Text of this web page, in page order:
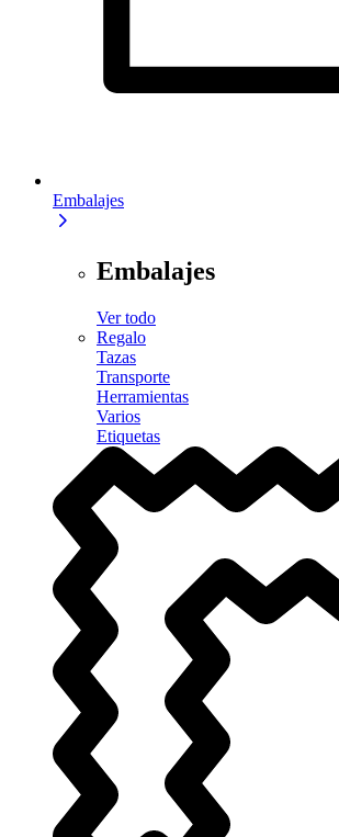
Embalajes
Embalajes
Ver todo
Regalo
Tazas
Transporte
Herramientas
Varios
Etiquetas